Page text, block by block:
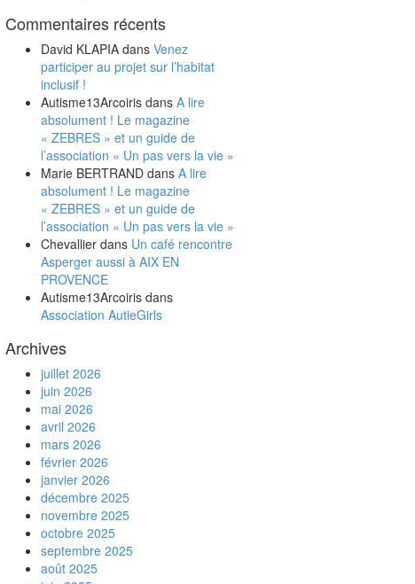
Commentaires récents
David KLAPIA dans Venez
participer au projet sur l’habitat
inclusif !
Autisme13Arcoiris dans A lire
absolument ! Le magazine
« ZEBRES » et un guide de
l’association « Un pas vers la vie »
Marie BERTRAND dans A lire
absolument ! Le magazine
« ZEBRES » et un guide de
l’association « Un pas vers la vie »
Chevallier dans Un café rencontre
Asperger aussi à AIX EN
PROVENCE
Autisme13Arcoiris dans
Association AutieGirls
Archives
juillet 2026
juin 2026
mai 2026
avril 2026
mars 2026
février 2026
janvier 2026
décembre 2025
novembre 2025
octobre 2025
septembre 2025
août 2025